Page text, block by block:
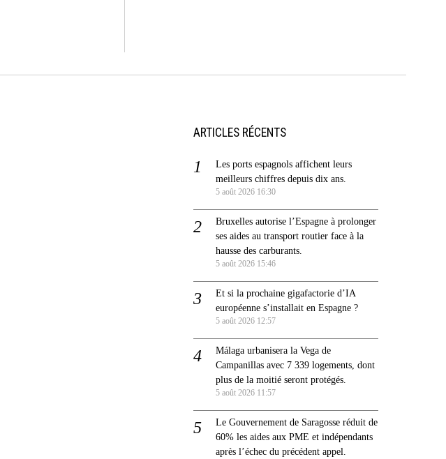
ARTICLES RÉCENTS
Les ports espagnols affichent leurs
meilleurs chiffres depuis dix ans.
5 août 2026 16:30
Bruxelles autorise l’Espagne à prolonger
ses aides au transport routier face à la
hausse des carburants.
5 août 2026 15:46
Et si la prochaine gigafactorie d’IA
européenne s’installait en Espagne ?
5 août 2026 12:57
Málaga urbanisera la Vega de
Campanillas avec 7 339 logements, dont
plus de la moitié seront protégés.
5 août 2026 11:57
Le Gouvernement de Saragosse réduit de
60% les aides aux PME et indépendants
après l’échec du précédent appel.